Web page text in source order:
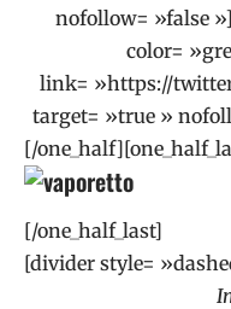
nofollow= »false
color=
link= »https://
target= »true »
[/
[/one_half_last]
[divider style=